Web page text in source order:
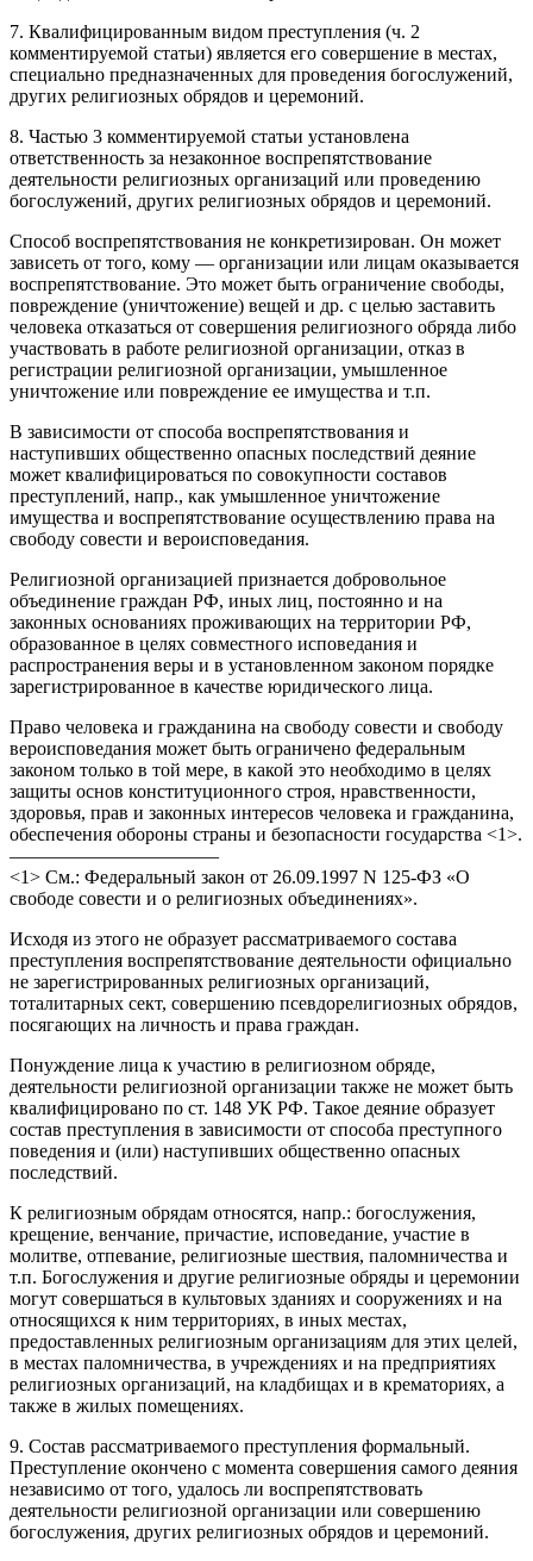
7. Квалифицированным видом преступления (ч. 2
комментируемой статьи) является его совершение в местах,
специально предназначенных для проведения богослужений,
других религиозных обрядов и церемоний.
8. Частью 3 комментируемой статьи установлена
ответственность за незаконное воспрепятствование
деятельности религиозных организаций или проведению
богослужений, других религиозных обрядов и церемоний.
Способ воспрепятствования не конкретизирован. Он может
зависеть от того, кому — организации или лицам оказывается
воспрепятствование. Это может быть ограничение свободы,
повреждение (уничтожение) вещей и др. с целью заставить
человека отказаться от совершения религиозного обряда либо
участвовать в работе религиозной организации, отказ в
регистрации религиозной организации, умышленное
уничтожение или повреждение ее имущества и т.п.
В зависимости от способа воспрепятствования и
наступивших общественно опасных последствий деяние
может квалифицироваться по совокупности составов
преступлений, напр., как умышленное уничтожение
имущества и воспрепятствование осуществлению права на
свободу совести и вероисповедания.
Религиозной организацией признается добровольное
объединение граждан РФ, иных лиц, постоянно и на
законных основаниях проживающих на территории РФ,
образованное в целях совместного исповедания и
распространения веры и в установленном законом порядке
зарегистрированное в качестве юридического лица.
Право человека и гражданина на свободу совести и свободу
вероисповедания может быть ограничено федеральным
законом только в той мере, в какой это необходимо в целях
защиты основ конституционного строя, нравственности,
здоровья, прав и законных интересов человека и гражданина,
обеспечения обороны страны и безопасности государства <1>.
———————————
<1> См.: Федеральный закон от 26.09.1997 N 125-ФЗ «О
свободе совести и о религиозных объединениях».
Исходя из этого не образует рассматриваемого состава
преступления воспрепятствование деятельности официально
не зарегистрированных религиозных организаций,
тоталитарных сект, совершению псевдорелигиозных обрядов,
посягающих на личность и права граждан.
Понуждение лица к участию в религиозном обряде,
деятельности религиозной организации также не может быть
квалифицировано по ст. 148 УК РФ. Такое деяние образует
состав преступления в зависимости от способа преступного
поведения и (или) наступивших общественно опасных
последствий.
К религиозным обрядам относятся, напр.: богослужения,
крещение, венчание, причастие, исповедание, участие в
молитве, отпевание, религиозные шествия, паломничества и
т.п. Богослужения и другие религиозные обряды и церемонии
могут совершаться в культовых зданиях и сооружениях и на
относящихся к ним территориях, в иных местах,
предоставленных религиозным организациям для этих целей,
в местах паломничества, в учреждениях и на предприятиях
религиозных организаций, на кладбищах и в крематориях, а
также в жилых помещениях.
9. Состав рассматриваемого преступления формальный.
Преступление окончено с момента совершения самого деяния
независимо от того, удалось ли воспрепятствовать
деятельности религиозной организации или совершению
богослужения, других религиозных обрядов и церемоний.